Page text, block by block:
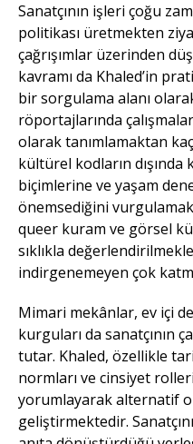
Sanatçının işleri çoğu
politikası üretmekten
çağrışımlar üzerinden
kavramı da Khaled’in
bir sorgulama alanı
röportajlarında
olarak tanımlamaktan
kültürel kodların
biçimlerine ve yaşam
önemsediğini
queer kuram ve görsel
sıklıkla
indirgenemeyen çok
Mimari mekânlar, ev içi
kurguları da sanatçının
tutar. Khaled, özellikle
normları ve cinsiyet
yorumlayarak alternatif
geliştirmektedir.